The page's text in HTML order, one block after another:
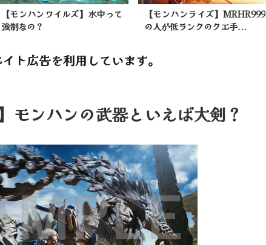
【モンハンワイルズ】水中って
強制なの？
【モンハンライズ】MRHR999
の人が低ランクのクエ手...
ト広告を利用しています。
モンハンの武器といえば大剣？